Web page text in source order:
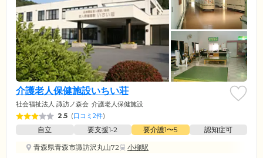
介護老人保健施設いちい荘
社会福祉法人 諏訪ノ森会 介護老人保健施設
2.5 (口コミ2件)
自立 要支援1•2 要介護1〜5
認知症可
青森県青森市諏訪沢丸山72
小柳駅